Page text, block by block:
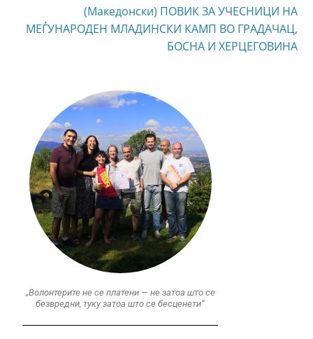
(Македонски) ПОВИК ЗА УЧЕСНИЦИ НА
МЕЃУНАРОДЕН МЛАДИНСКИ КАМП ВО ГРАДАЧАЦ,
БОСНА И ХЕРЦЕГОВИНА
„Волонтерите не се платени — не затоа што се
безвредни, туку затоа што се бесценети“